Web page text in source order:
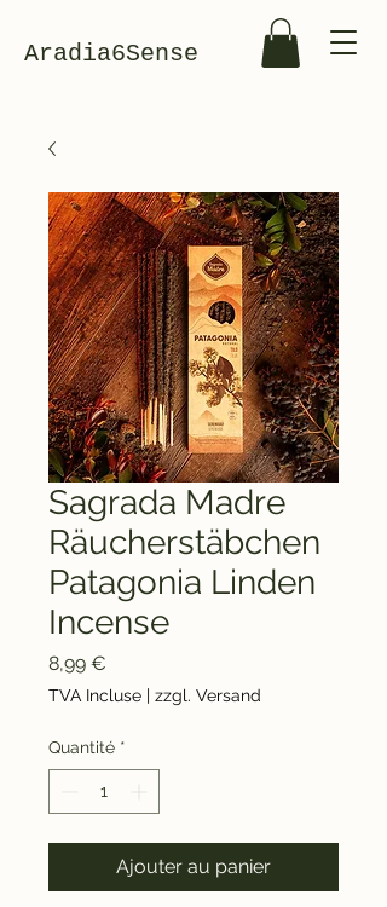
Aradia6Sense
Sagrada Madre
Räucherstäbchen
Patagonia Linden
Incense
8,99 €
TVA Incluse | zzgl. Versand
Quantité *
Ajouter au panier